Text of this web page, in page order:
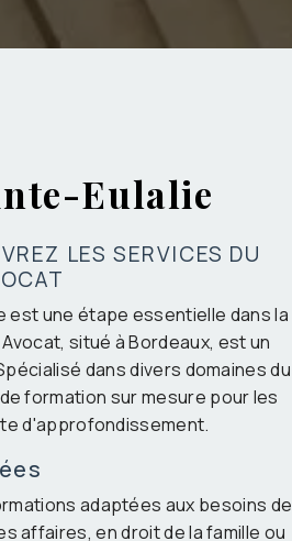
Eulalie
LES SERVICES DU
est une étape essentielle dans la
situé à Bordeaux, est un
dans divers domaines du
formation sur mesure pour les
d'approfondissement.
adaptées aux besoins de
affaires, en droit de la famille ou